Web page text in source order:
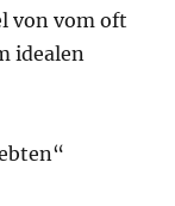
von vom oft
idealen